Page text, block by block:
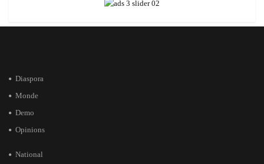
Diaspora
Monde
Demo
Opinions
National